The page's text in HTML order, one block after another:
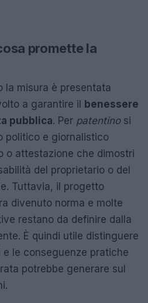
promette la
la misura è presentata
a garantire il benessere
pubblica. Per patentinosi
politico e giornalistico
o attestazione che dimostri
del proprietario o del
Tuttavia, il progetto
divenuto norma e molte
restano da definire dalla
È quindi utile distinguere
le conseguenze pratiche
potrebbe generare sul